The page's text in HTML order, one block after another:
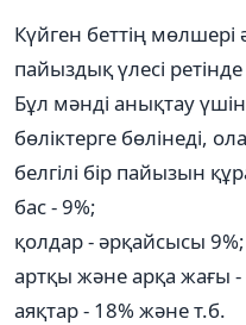
Күйген беттің мөлшері
пайыздық үлесі ретінде
Бұл мәнді анықтау
бөліктерге бөлінеді,
белгілі бір пайызын
бас - 9%;
қолдар - әрқайсысы 9%;
артқы және арқа жағы
аяқтар - 18% және т.б.